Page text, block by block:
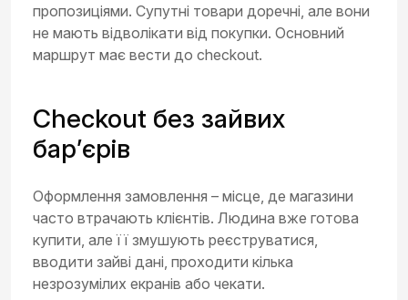
пропозиціями. Супутні товари доречні, але вони
не мають відволікати від покупки. Основний
маршрут має вести до checkout.
Checkout без зайвих
бар’єрів
Оформлення замовлення – місце, де магазини
часто втрачають клієнтів. Людина вже готова
купити, але її змушують реєструватися,
вводити зайві дані, проходити кілька
незрозумілих екранів або чекати.